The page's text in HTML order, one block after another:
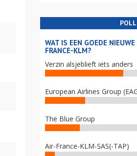
POLL
WAT IS EEN GOEDE
FRANCE-KLM?
Verzin alsjeblieft iets anders
European Airlines Group
The Blue Group
Air-France-KLM-SAS(-TAP)